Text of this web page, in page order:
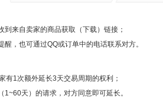
来自卖家的商品获取（下载）链接；
，也可通过QQ或订单中的电话联系对方。
有1次额外延长3天交易周期的权利；
天）的请求，对方同意即可延长。